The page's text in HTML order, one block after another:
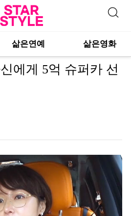
삶은연예 삶은영화
에게 5억 슈퍼카 선